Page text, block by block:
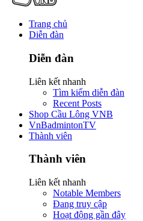
Trang chủ
Diễn đàn
Diễn đàn
Liên kết nhanh
Tìm kiếm diễn đàn
Recent Posts
Shop Cầu Lông VNB
VnBadmintonTV
Thành viên
Thành viên
Liên kết nhanh
Notable Members
Đang truy cập
Hoạt động gần đây